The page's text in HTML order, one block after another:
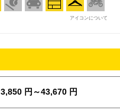
アイコンについて
3,850 円～43,670 円